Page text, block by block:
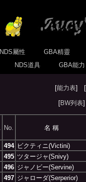
NDS屬性
GBA精靈
NDS道具 GBA能
[能力表] [
[BW列表
No. 名 稱
494 ビクティニ(Victini)
495 ツタージャ(Snivy)
496 ジャノビー(Servine)
497 ジャローダ(Serperior)